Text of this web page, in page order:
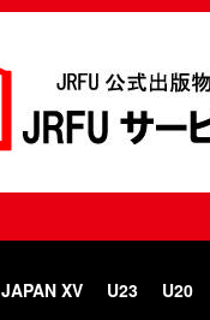
JAPAN XV U23 U20